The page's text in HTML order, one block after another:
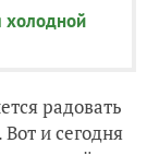
холодной
радовать
и сегодня